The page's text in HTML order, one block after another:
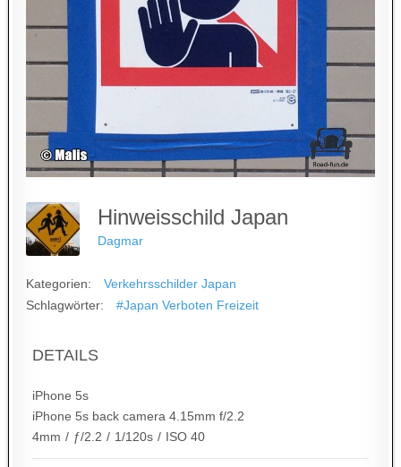
Hinweisschild Japan
Dagmar
Kategorien:
Verkehrsschilder Japan
Schlagwörter:
#Japan Verboten Freizeit
DETAILS
iPhone 5s
iPhone 5s back camera 4.15mm f/2.2
4mm / ƒ/2.2 / 1/120s / ISO 40